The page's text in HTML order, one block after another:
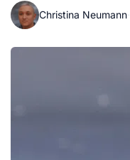
Christina Neumann·